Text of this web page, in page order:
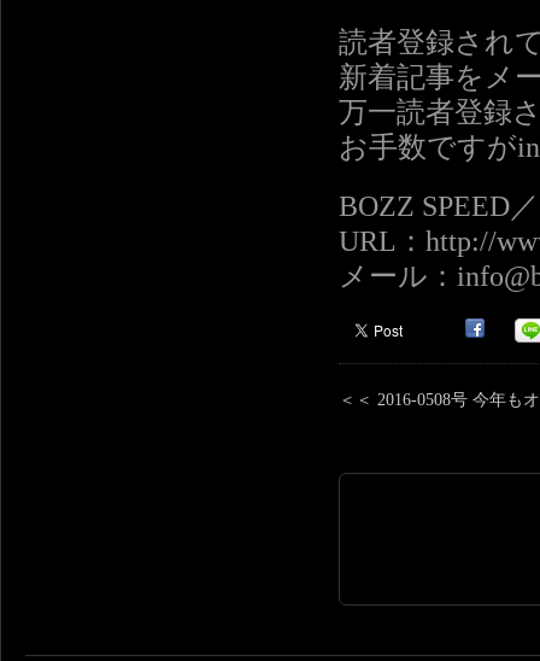
読者登録され
新着記事をメ
万一読者登録
お手数ですが
BOZZ SPEED
URL：http://
メール：
＜＜ 2016-0508号 今年も